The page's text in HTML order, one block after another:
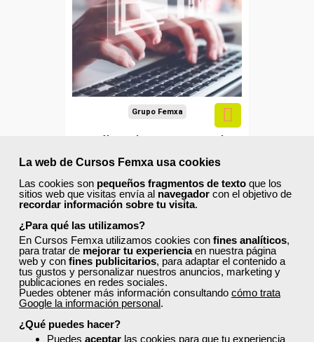
La web de Cursos Femxa usa cookies
Las cookies son pequeños fragmentos de texto que los
sitios web que visitas envía al navegador con el objetivo de
recordar información sobre tu visita.
¿Para qué las utilizamos?
En Cursos Femxa utilizamos cookies con fines analíticos,
para tratar de mejorar tu experienciaen nuestra página
web y con fines publicitarios, para adaptar el contenido a
tus gustos y personalizar nuestros anuncios, marketing y
publicaciones en redes sociales.
Puedes obtener más información consultando cómo trata
Google la información personal.
¿Qué puedes hacer?
Puedes aceptar las cookies para que tu experiencia
Para desempleados,
trabajadores y
autónomos.
Sector
-Finanzas y Seguros.
Grupo Femxa
Análisis de costes para la
toma de decisiones
Curso Gratuito
Online (toda España)
Ver curso
4 443